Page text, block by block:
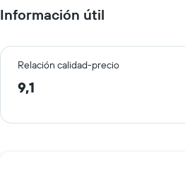
Información útil
Relación calidad-precio
9,1